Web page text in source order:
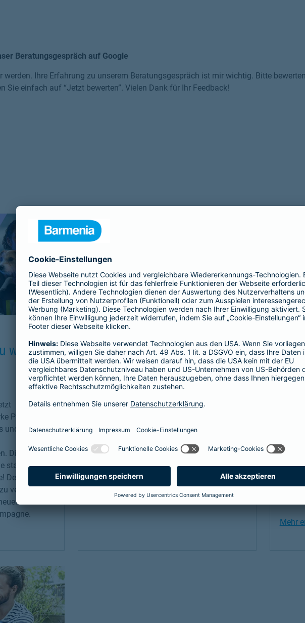
Beratungsgespräch auf Google
werden. Ihre Erfahrung zu unserem Beratungsgespräch ist mir wichtig. Bitte
Sie einfach auf “Jetzt bewerten”. Vielen Dank für Ihr Feedback!
wichtig
Partner, die
und
Die erste
startet jetzt –
Denn wir
versichern!
Tab
Beamtenabsicherung
Als Beamtenanwärter oder Beamter braucht
es eine Absicherung, die genau zu einem
für Beamtenanwärter und Beamte. Sie
und passt sich mit optimalen Leistungen
genau an die Bedürfnisse an.
Mehr erfahrenLink Opens in New Tab
Viele
bietet
Ihr
Mehr